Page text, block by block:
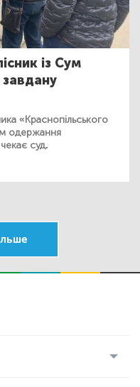
із Сум
«Краснопільського
одержання
суд.